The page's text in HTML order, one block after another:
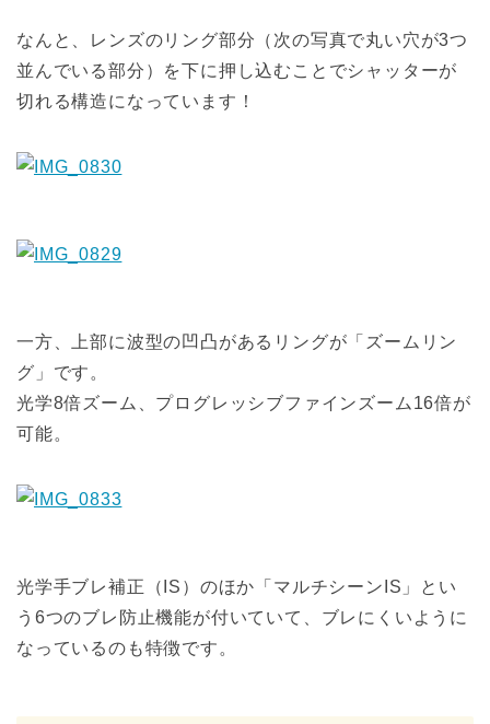
なんと、レンズのリング部分（次の写真で丸い穴が3つ
並んでいる部分）を下に押し込むことでシャッターが
切れる構造になっています！
一方、上部に波型の凹凸があるリングが「ズームリン
グ」です。
光学8倍ズーム、プログレッシブファインズーム16倍が
可能。
光学手ブレ補正（IS）のほか「マルチシーンIS」とい
う6つのブレ防止機能が付いていて、ブレにくいように
なっているのも特徴です。